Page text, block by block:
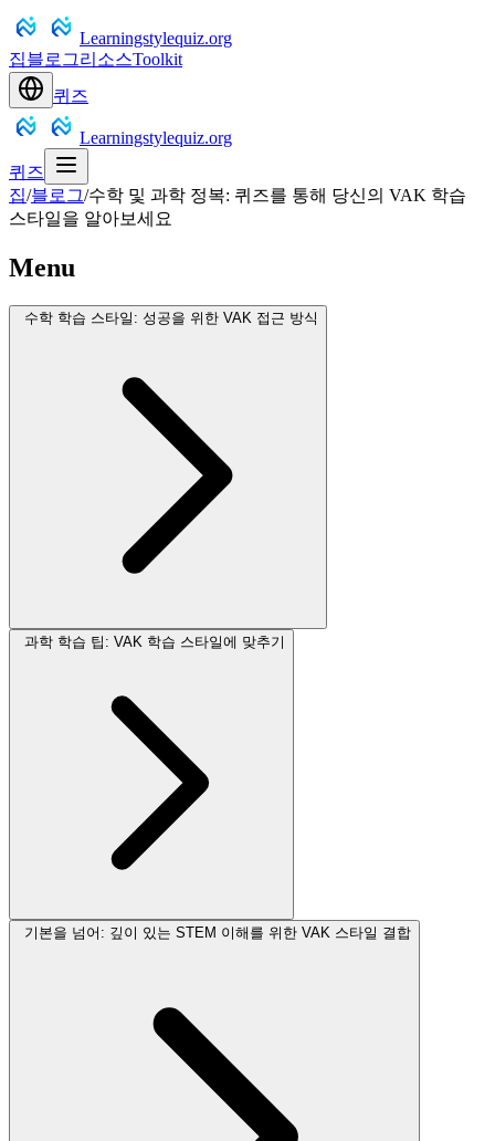
Learningstylequiz.org
집블로그리소스Toolkit
퀴즈
Learningstylequiz.org
퀴즈
집/블로그/수학 및 과학 정복: 퀴즈를 통해 당신의 VAK 학습
스타일을 알아보세요
Menu
수학 학습 스타일: 성공을 위한 VAK 접근 방식
과학 학습 팁: VAK 학습 스타일에 맞추기
기본을 넘어: 깊이 있는 STEM 이해를 위한 VAK 스타일 결합